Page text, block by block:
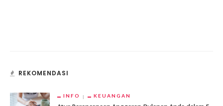
REKOMENDASI
INFO KEUANGAN